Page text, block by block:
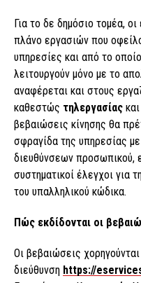
Για το δε δημόσιο τομέα,
πλάνο εργασιών που
υπηρεσίες και από το
λειτουργούν μόνο με το
αναφέρεται και στους
καθεστώς τηλεργασίας
βεβαιώσεις κίνησης θα
σφραγίδα της υπηρεσίας
διευθύνσεων προσωπικού,
συστηματικοί έλεγχοι για
του υπαλληλικού κώδικα.
Πώς εκδίδονται οι
Οι βεβαιώσεις
διεύθυνση https://